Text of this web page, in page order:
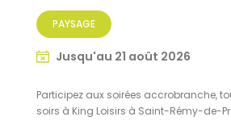
PAYSAGE
Jusqu'au 21 août 2026
Participez aux soirées accrobranche,
soirs à King Loisirs à Saint-Rémy-de-